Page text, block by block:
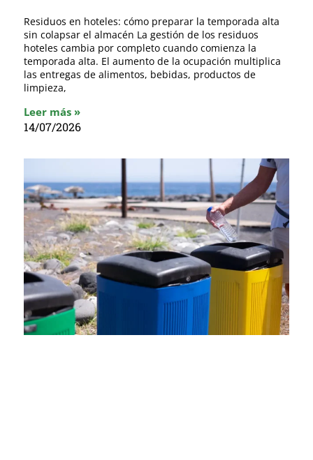
Residuos en hoteles: cómo preparar la temporada alta
sin colapsar el almacén La gestión de los residuos
hoteles cambia por completo cuando comienza la
temporada alta. El aumento de la ocupación multiplica
las entregas de alimentos, bebidas, productos de
limpieza,
Leer más »
14/07/2026